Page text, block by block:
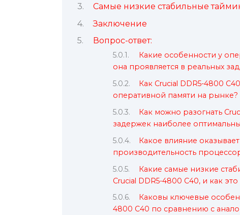
Самые низкие стабильные
Заключение
Вопрос-ответ:
Какие особенности у
она проявляется в реальных
Как Crucial DDR5-4800
оперативной памяти на рынке?
Как можно разогнать
задержек наиболее
Какое влияние
производительность
Какие самые низкие
Crucial DDR5-4800 C40, и как
Каковы ключевые
4800 C40 по сравнению с